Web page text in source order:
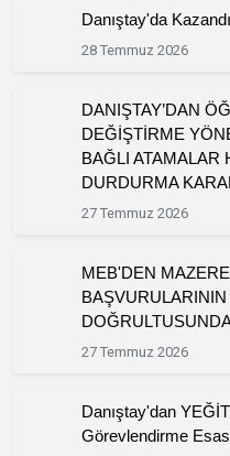
Danıştay'da
28 Temmuz 2026
DANIŞTAY’DAN
DEĞİŞTİRME
BAĞLI ATAMALAR
DURDURMA
27 Temmuz 2026
MEB'DEN
27 Temmuz 2026
Danıştay'dan
Görevlendirme